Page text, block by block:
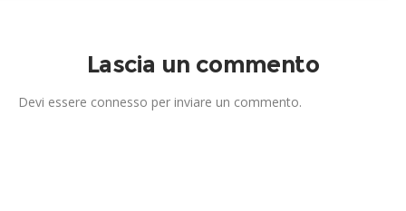
Lascia un commento
Devi essere connesso per inviare un commento.